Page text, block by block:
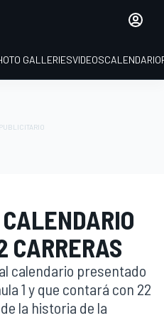
GALLERIESVIDEOSCALENDARIO
CARRERAS
calendario presentado
1 y que contará con 22
la historia de la